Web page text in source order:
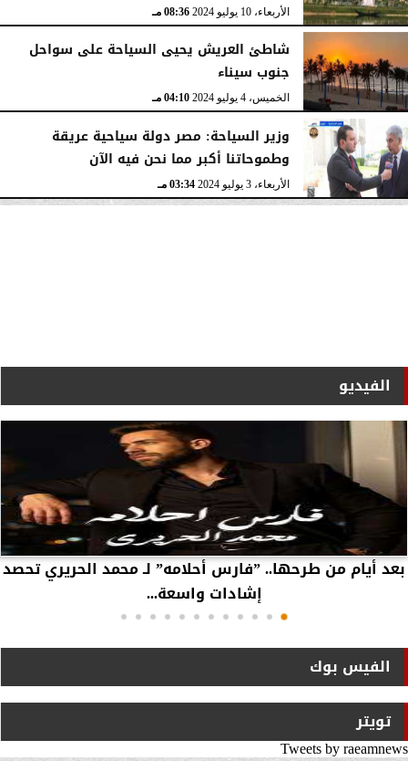
الأربعاء، 10 يوليو 2024 08:36 مـ
شاطئ العريش يحيى السياحة على سواحل
جنوب سيناء
الخميس، 4 يوليو 2024 04:10 مـ
وزير السياحة: مصر دولة سياحية عريقة
وطموحاتنا أكبر مما نحن فيه الآن
الأربعاء، 3 يوليو 2024 03:34 مـ
الفيديو
بعد أيام من طرحها.. ”فارس أحلامه” لـ محمد الحريري تحصد
إشادات واسعة...
الفيس بوك
تويتر
Tweets by raeamnews